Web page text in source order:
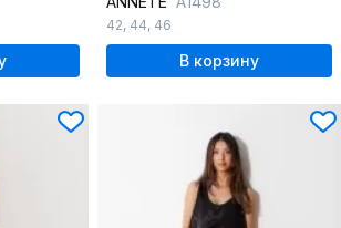
42, 44, 46
В корзину